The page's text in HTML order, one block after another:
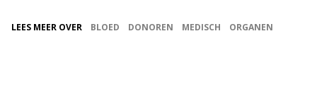
LEES MEER OVER BLOED DONOREN MEDISCH ORGANEN